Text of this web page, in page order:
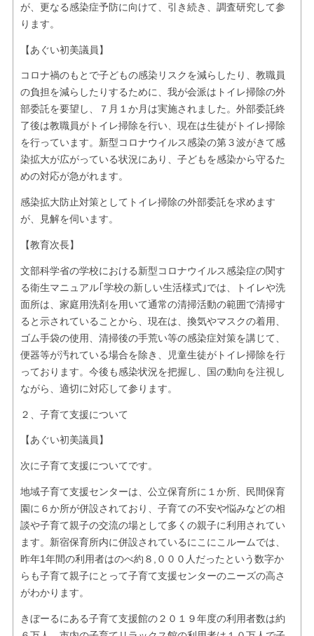
が、更なる感染症予防に向けて、引き続き、調査研究して参
ります。
【あぐい初美議員】
コロナ禍のもとで子どもの感染リスクを減らしたり、教職員
の負担を減らしたりするために、我が会派はトイレ掃除の外
部委託を要望し、７月１か月は実施されました。外部委託終
了後は教職員がトイレ掃除を行い、現在は生徒がトイレ掃除
を行っています。新型コロナウイルス感染の第３波がきて感
染拡大が広がっている状況にあり、子どもを感染から守るた
めの対応が急がれます。
感染拡大防止対策としてトイレ掃除の外部委託を求めます
が、見解を伺います。
【教育次長】
文部科学省の学校における新型コロナウイルス感染症の関す
る衛生マニュアル｢学校の新しい生活様式｣では、トイレや洗
面所は、家庭用洗剤を用いて通常の清掃活動の範囲で清掃す
ると示されていることから、現在は、換気やマスクの着用、
ゴム手袋の使用、清掃後の手荒い等の感染症対策を講じて、
便器等が汚れている場合を除き、児童生徒がトイレ掃除を行
っております。今後も感染状況を把握し、国の動向を注視し
ながら、適切に対応して参ります。
２、子育て支援について
【あぐい初美議員】
次に子育て支援についてです。
地域子育て支援センターは、公立保育所に１か所、民間保育
園に６か所が併設されており、子育ての不安や悩みなどの相
談や子育て親子の交流の場として多くの親子に利用されてい
ます。新宿保育所内に併設されているにこにこルームでは、
昨年1年間の利用者はのべ約８,０００人だったという数字か
らも子育て親子にとって子育て支援センターのニーズの高さ
がわかります。
きぼーるにある子育て支援館の２０１９年度の利用者数は約